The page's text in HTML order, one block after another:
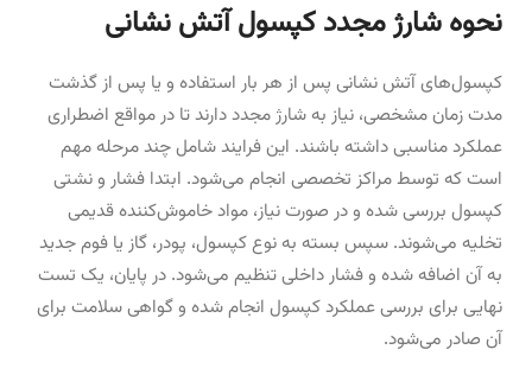
نحوه شارژ مجدد کپسول آتش نشانی
کپسول‌های آتش نشانی پس از هر بار استفاده و یا پس از گذشت
مدت زمان مشخصی، نیاز به شارژ مجدد دارند تا در مواقع اضطراری
عملکرد مناسبی داشته باشند. این فرایند شامل چند مرحله مهم
است که توسط مراکز تخصصی انجام می‌شود. ابتدا فشار و نشتی
کپسول بررسی شده و در صورت نیاز، مواد خاموش‌کننده قدیمی
تخلیه می‌شوند. سپس بسته به نوع کپسول، پودر، گاز یا فوم جدید
به آن اضافه شده و فشار داخلی تنظیم می‌شود. در پایان، یک تست
نهایی برای بررسی عملکرد کپسول انجام شده و گواهی سلامت برای
آن صادر می‌شود.